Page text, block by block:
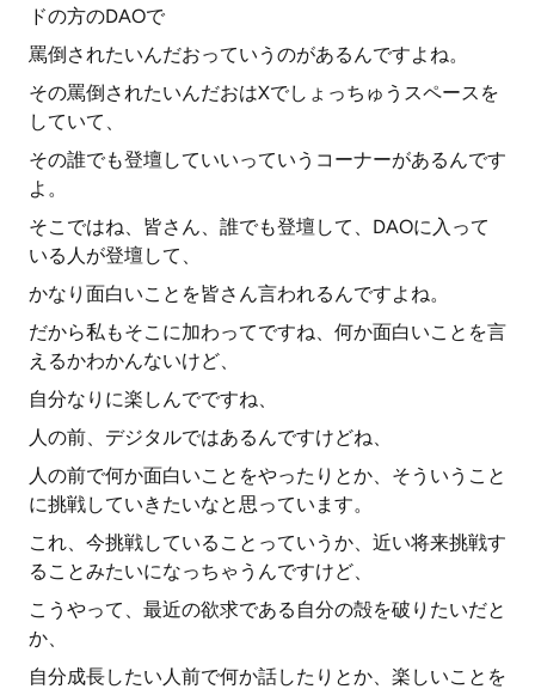
ドの方のDAOで
罵倒されたいんだおっていうのがあるんですよね。
その罵倒されたいんだおはXでしょっちゅうスペースを
していて、
その誰でも登壇していいっていうコーナーがあるんです
よ。
そこではね、皆さん、誰でも登壇して、DAOに入って
いる人が登壇して、
かなり面白いことを皆さん言われるんですよね。
だから私もそこに加わってですね、何か面白いことを言
えるかわかんないけど、
自分なりに楽しんでですね、
人の前、デジタルではあるんですけどね、
人の前で何か面白いことをやったりとか、そういうこと
に挑戦していきたいなと思っています。
これ、今挑戦していることっていうか、近い将来挑戦す
ることみたいになっちゃうんですけど、
こうやって、最近の欲求である自分の殻を破りたいだと
か、
自分成長したい人前で何か話したりとか、楽しいことを